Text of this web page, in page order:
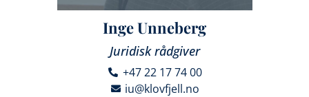
Inge Unneberg
Juridisk rådgiver
+47 22 17 74 00
iu@klovfjell.no